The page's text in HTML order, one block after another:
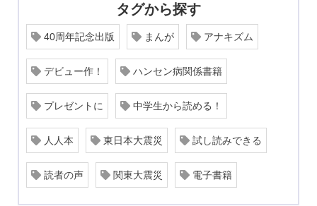
タグから探す
40周年記念出版 まんが アナキズム
デビュー作！ ハンセン病関係書籍
プレゼントに 中学生から読める！
人人本 東日本大震災 試し読みできる
読者の声 関東大震災 電子書籍